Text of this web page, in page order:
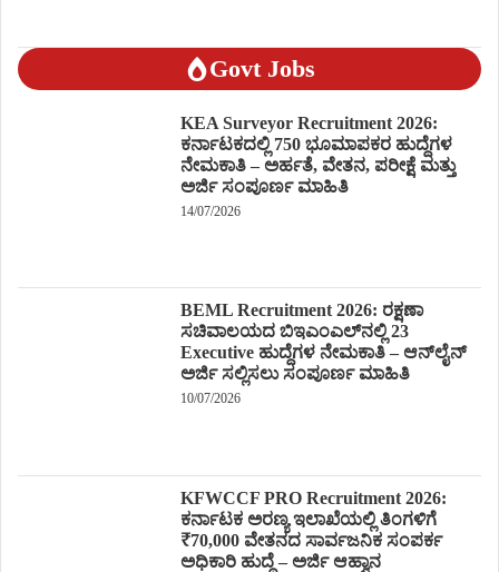
Govt Jobs
KEA Surveyor Recruitment 2026:
ಕರ್ನಾಟಕದಲ್ಲಿ 750 ಭೂಮಾಪಕರ ಹುದ್ದೆಗಳ
ನೇಮಕಾತಿ – ಅರ್ಹತೆ, ವೇತನ, ಪರೀಕ್ಷೆ ಮತ್ತು
ಅರ್ಜಿ ಸಂಪೂರ್ಣ ಮಾಹಿತಿ
14/07/2026
BEML Recruitment 2026: ರಕ್ಷಣಾ
ಸಚಿವಾಲಯದ ಬಿಇಎಂಎಲ್‌ನಲ್ಲಿ 23
Executive ಹುದ್ದೆಗಳ ನೇಮಕಾತಿ – ಆನ್‌ಲೈನ್
ಅರ್ಜಿ ಸಲ್ಲಿಸಲು ಸಂಪೂರ್ಣ ಮಾಹಿತಿ
10/07/2026
KFWCCF PRO Recruitment 2026:
ಕರ್ನಾಟಕ ಅರಣ್ಯ ಇಲಾಖೆಯಲ್ಲಿ ತಿಂಗಳಿಗೆ
₹70,000 ವೇತನದ ಸಾರ್ವಜನಿಕ ಸಂಪರ್ಕ
ಅಧಿಕಾರಿ ಹುದ್ದೆ – ಅರ್ಜಿ ಆಹ್ವಾನ